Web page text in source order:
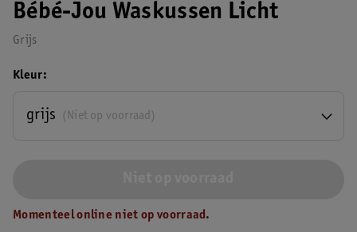
Bébé-Jou Waskussen Licht
Grijs
Kleur
(Niet op voorraad)
grijs
Momenteel online niet op voorraad.